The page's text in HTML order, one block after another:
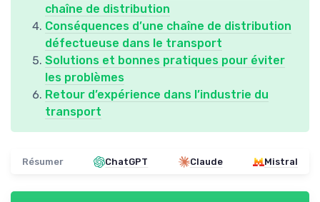
chaîne de distribution
Conséquences d’une chaîne de distribution
défectueuse dans le transport
Solutions et bonnes pratiques pour éviter
les problèmes
Retour d’expérience dans l’industrie du
transport
Résumer ChatGPT Claude Mistral